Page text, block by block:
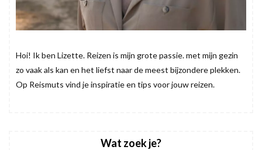
Hoi! Ik ben Lizette. Reizen is mijn grote passie. met mijn gezin
zo vaak als kan en het liefst naar de meest bijzondere plekken.
Op Reismuts vind je inspiratie en tips voor jouw reizen.
Wat zoek je?